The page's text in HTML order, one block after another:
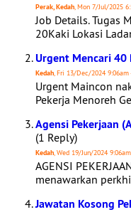
Perak, Kedah, Mon 7/Jul/2025
Job Details. Tugas
20Kaki Lokasi
Urgent Mencari 40
Kedah, Fri 13/Dec/2024 9:06am
Urgent Maincon
Pekerja Menoreh
Agensi Pekerjaan
(1 Reply)
Kedah, Wed 19/Jun/2024
AGENSI
menawarkan
Jawatan Kosong